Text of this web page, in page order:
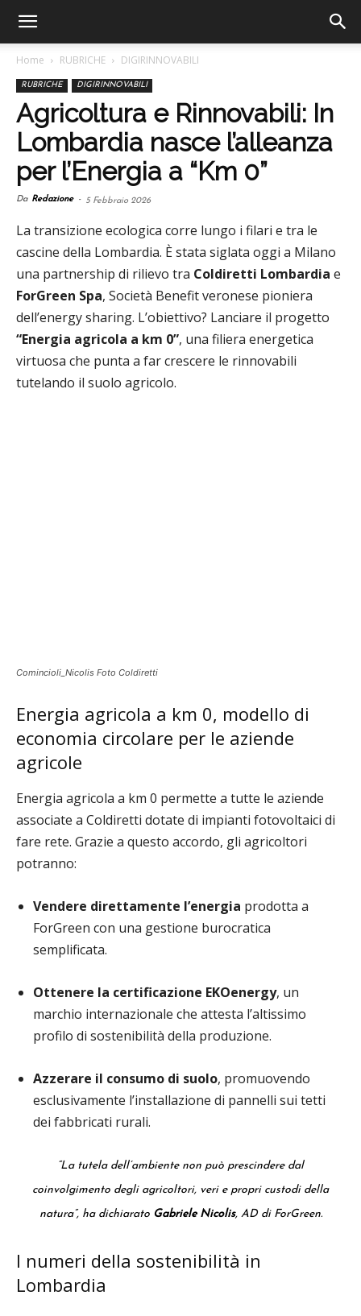
Home RUBRICHE DIGIRINNOVABILI
RUBRICHE DIGIRINNOVABILI
Agricoltura e Rinnovabili: In
Lombardia nasce l’alleanza
per l’Energia a “Km 0”
Da Redazione - 5 Febbraio 2026
La transizione ecologica corre lungo i filari e tra le
cascine della Lombardia. È stata siglata oggi a Milano
una partnership di rilievo tra Coldiretti Lombardia e
ForGreen Spa, Società Benefit veronese pioniera
dell’energy sharing. L’obiettivo? Lanciare il progetto
“Energia agricola a km 0”, una filiera energetica
virtuosa che punta a far crescere le rinnovabili
tutelando il suolo agricolo.
Comincioli_Nicolis Foto Coldiretti
Energia agricola a km 0, modello di
economia circolare per le aziende
agricole
Energia agricola a km 0 permette a tutte le aziende
associate a Coldiretti dotate di impianti fotovoltaici di
fare rete. Grazie a questo accordo, gli agricoltori
potranno:
Vendere direttamente l’energia prodotta a
ForGreen con una gestione burocratica
semplificata.
Ottenere la certificazione EKOenergy, un
marchio internazionale che attesta l’altissimo
profilo di sostenibilità della produzione.
Azzerare il consumo di suolo, promuovendo
esclusivamente l’installazione di pannelli sui tetti
dei fabbricati rurali.
“La tutela dell’ambiente non può prescindere dal
coinvolgimento degli agricoltori, veri e propri custodi della
natura”, ha dichiarato Gabriele Nicolis, AD di ForGreen.
I numeri della sostenibilità in
Lombardia